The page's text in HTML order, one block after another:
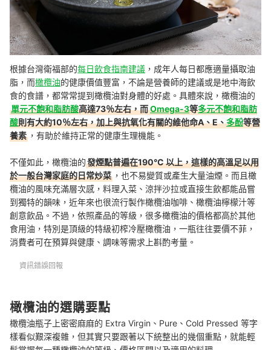
根據台灣衛福部的每日飲食指南建議 ，成年人每日都應適量攝取油
脂，而橄欖油的健康價值豐富，不論是營養師的建議或是地中海飲
食的食譜，都常常提到橄欖油對身體的好處。具體來說，橄欖油的
單元不飽和脂肪酸高達73％左右，而Omega-3等多元不飽和脂肪
酸則有大約10％左右，加上與抗氧化有關的維他命A、E、多酚等營
養素 ，有助於維持正常的健康生理機能。
不僅如此，橄欖油的發煙點普遍在190°C 以上，這樣的高溫足以用
於一般台灣家庭的日常炒菜 ，也不易變質或產生大量油煙。而且橄
欖油的風味充滿層次感，料理入菜、涼拌沙拉或直接生飲都能品嘗
到獨特的韻味，近年來也很流行製作橄欖油咖啡、橄欖油檸檬汁等
創意飲品。不過，依照產品的等級，很多橄欖油的價格都高於其他
食用油，特別是頂級的特級初榨冷壓橄欖油，一瓶往往要價不菲，
消費者可在預算與健康、調味等需求上斟酌考量。
資訊錯誤回報
橄欖油的選購要點
橄欖油瓶子上密密麻麻的 Extra Virgin、Pure、Cold Pressed 等字
樣看似艱深複雜，但其實只要跟著以下統整出的幾個重點，就能輕